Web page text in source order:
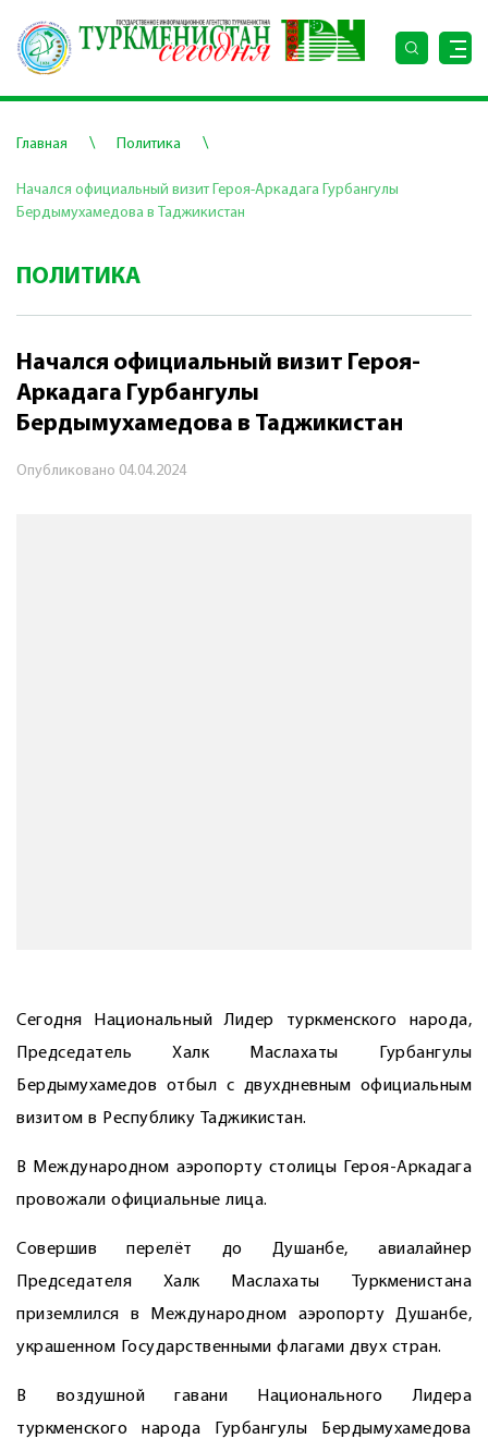
Главная \ Политика \
Начался официальный визит Героя-Аркадага Гурбангулы
Бердымухамедова в Таджикистан
ПОЛИТИКА
Начался официальный визит Героя-
Аркадага Гурбангулы
Бердымухамедова в Таджикистан
Опубликовано 04.04.2024
Сегодня Национальный Лидер туркменского народа,
Председатель Халк Маслахаты Гурбангулы
Бердымухамедов отбыл с двухдневным официальным
визитом в Республику Таджикистан.
В Международном аэропорту столицы Героя-Аркадага
провожали официальные лица.
Совершив перелёт до Душанбе, авиалайнер
Председателя Халк Маслахаты Туркменистана
приземлился в Международном аэропорту Душанбе,
украшенном Государственными флагами двух стран.
В воздушной гавани Национального Лидера
туркменского народа Гурбангулы Бердымухамедова